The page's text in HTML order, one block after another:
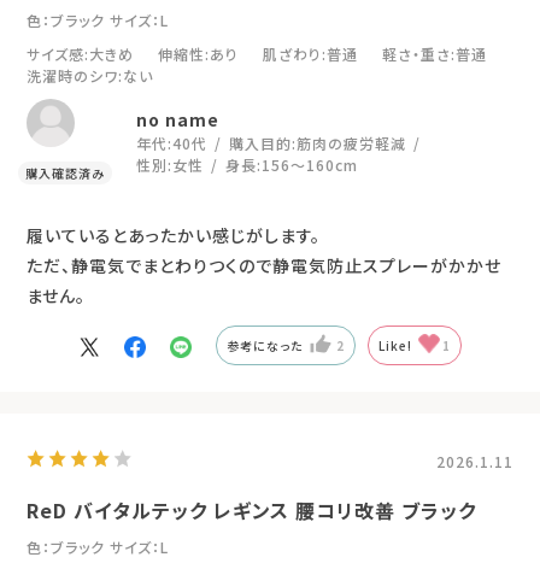
色：ブラック サイズ：L
サイズ感:大きめ 伸縮性:あり 肌ざわり :普通 軽さ・重さ:普通
洗濯時のシワ:ない
no name
年代:40代 購入目的:筋肉の疲労軽減
性別:女性 身長:156～160cm
履いているとあったかい感じがします。
ただ、静電気でまとわりつくので静電気防止スプレーがかかせ
ません。
参考になった 2 Like! 1
2026.1.11
ReD バイタルテック レギンス 腰コリ改善 ブラック
色：ブラック サイズ：L